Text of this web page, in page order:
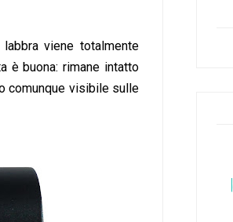
viene totalmente
è buona: rimane intatto
comunque visibile sulle